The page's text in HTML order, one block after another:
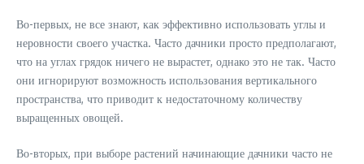
Во-первых, не все знают, как эффективно использовать углы и
неровности своего участка. Часто дачники просто предполагают,
что на углах грядок ничего не вырастет, однако это не так. Часто
они игнорируют возможность использования вертикального
пространства, что приводит к недостаточному количеству
выращенных овощей.
Во-вторых, при выборе растений начинающие дачники часто не